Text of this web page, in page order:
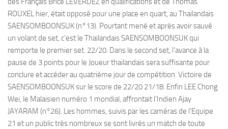
ROUXEL hier, était opposé pour une place en quart, au Thailandais
SAENSOMBOONSUK (n°13). Pourtant mené et après avoir sauvé
un volant de set, c’est le Thailandais SAENSOMBOONSUK qui
remporte le premier set. 22/20. Dans le second set, l’avance à la
pause de 3 points pour le Joueur thailandais sera suffisante pour
conclure et accéder au quatrième jour de compétition. Victoire de
SAENSOMBOONSUK sur le score de 22/20 21/18. Enfin LEE Chong
Wei, le Malaisien numéro 1 mondial, affrontait l’Indien Ajay
JAYARAM (n°26). Les hommes, suivis par les caméras de l’Equipe
21 et un public très nombreux se sont livrés un match de toute